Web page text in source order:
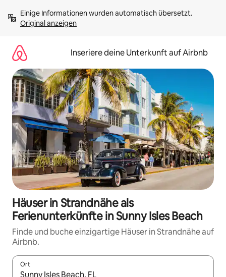
Inhalten
springenOriginal anzeigen
Inseriere deine Unterkunft auf Airbnb
Häuser in Strandnähe als
Ferienunterkünfte in Sunny Isles Beach
Finde und buche einzigartige Häuser in Strandnähe auf
Airbnb.
Ort
Wenn Ergebnisse verfügbar sind, navigiere mit den